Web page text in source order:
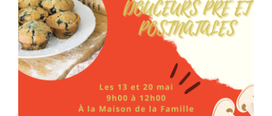
Programmation
Mon Compte